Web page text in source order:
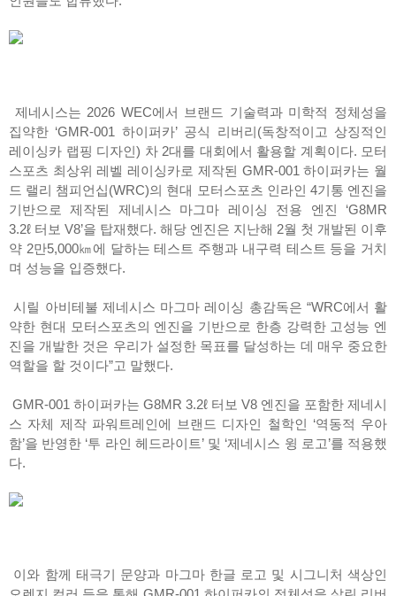
제네시스는 2026 WEC에서 브랜드 기술력과 미학적 정체성을
집약한 ‘GMR-001 하이퍼카’ 공식 리버리(독창적이고 상징적인
레이싱카 랩핑 디자인) 차 2대를 대회에서 활용할 계획이다. 모터
스포츠 최상위 레벨 레이싱카로 제작된 GMR-001 하이퍼카는 월
드 랠리 챔피언십(WRC)의 현대 모터스포츠 인라인 4기통 엔진을
기반으로 제작된 제네시스 마그마 레이싱 전용 엔진 ‘G8MR
3.2ℓ 터보 V8’을 탑재했다. 해당 엔진은 지난해 2월 첫 개발된 이후
약 2만5,000㎞에 달하는 테스트 주행과 내구력 테스트 등을 거치
며 성능을 입증했다.
시릴 아비테불 제네시스 마그마 레이싱 총감독은 “WRC에서 활
약한 현대 모터스포츠의 엔진을 기반으로 한층 강력한 고성능 엔
진을 개발한 것은 우리가 설정한 목표를 달성하는 데 매우 중요한
역할을 할 것이다”고 말했다.
GMR-001 하이퍼카는 G8MR 3.2ℓ 터보 V8 엔진을 포함한 제네시
스 자체 제작 파워트레인에 브랜드 디자인 철학인 ‘역동적 우아
함’을 반영한 ‘투 라인 헤드라이트’ 및 ‘제네시스 윙 로고’를 적용했
다.
이와 함께 태극기 문양과 마그마 한글 로고 및 시그니처 색상인